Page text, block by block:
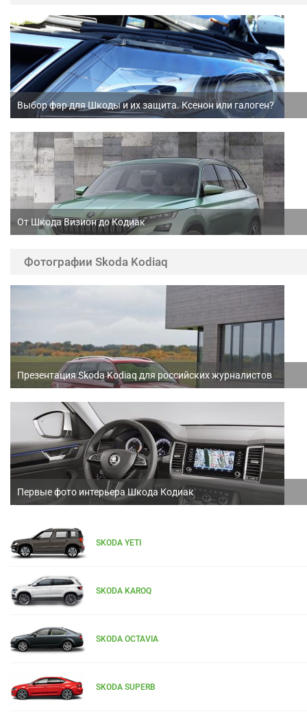
Выбор фар для Шкоды и их защита. Ксенон или галоген?
От Шкода Визион до Кодиак
Фотографии Skoda Kodiaq
Презентация Skoda Kodiaq для российских журналистов
Первые фото интерьера Шкода Кодиак
SKODA YETI
SKODA KAROQ
SKODA OCTAVIA
SKODA SUPERB